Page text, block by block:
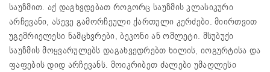
საუზმით. აქ დაგხვდებათ როგორც საუზმის კლასიკური
არჩევანი, ასევე გამორჩეული ქართული კერძები. მიირთვით
უგემრიელესი ნამცხვრები, ბეკონი ან ომლეტი. მსუბუქი
საუზმის მოყვარულებს დაგახვედრებთ ხილის, იოგურტისა და
ფაფების დიდ არჩევანს. მოიკრიბეთ ძალები უმაღლესი